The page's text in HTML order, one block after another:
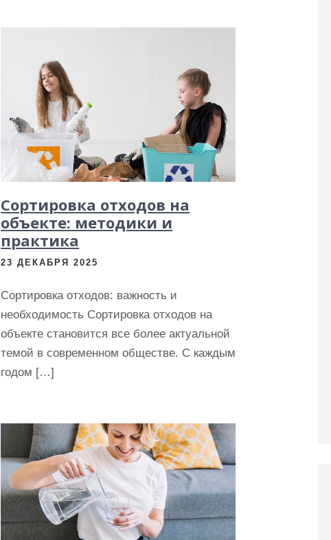
Сортировка отходов на
объекте: методики и
практика
23 ДЕКАБРЯ 2025
Сортировка отходов: важность и
необходимость Сортировка отходов на
объекте становится все более актуальной
темой в современном обществе. С каждым
годом […]